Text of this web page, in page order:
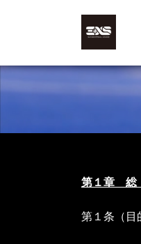
へ
ョ
第１章
第１条（目